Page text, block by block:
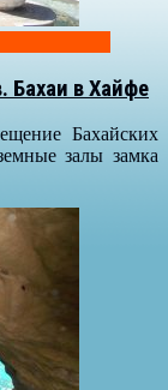
Бахаи в Хайфе
Бахайских
залы замка